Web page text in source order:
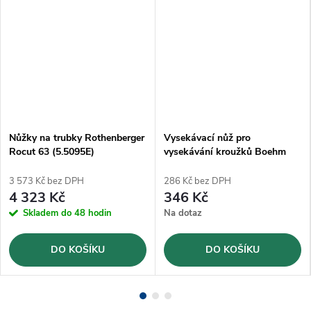
Nůžky na trubky Rothenberger
Rocut 63 (5.5095E)
3 573 Kč bez DPH
4 323 Kč
Skladem do 48 hodin
DO KOŠÍKU
Vysekávací nůž pro
vysekávání kroužků Boehm
286 Kč bez DPH
346 Kč
Na dotaz
DO KOŠÍKU